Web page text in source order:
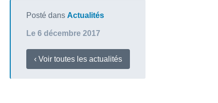
Posté dans Actualités
Le 6 décembre 2017
‹ Voir toutes les actualités